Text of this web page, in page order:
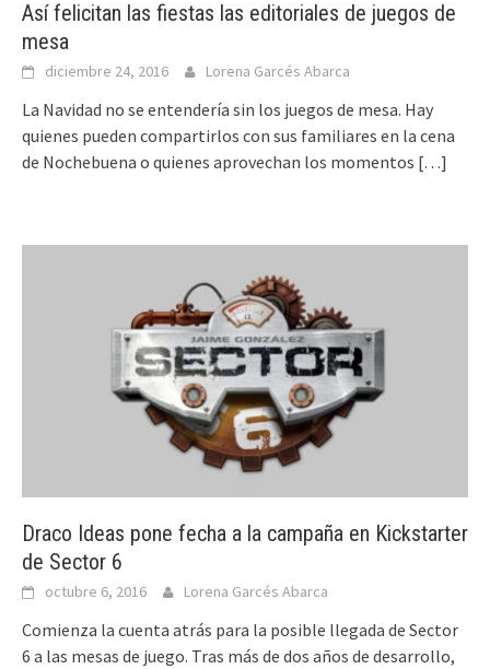
Así felicitan las fiestas las editoriales de juegos de
mesa
diciembre 24, 2016 Lorena Garcés Abarca
La Navidad no se entendería sin los juegos de mesa. Hay
quienes pueden compartirlos con sus familiares en la cena
de Nochebuena o quienes aprovechan los momentos […]
Draco Ideas pone fecha a la campaña en Kickstarter
de Sector 6
octubre 6, 2016 Lorena Garcés Abarca
Comienza la cuenta atrás para la posible llegada de Sector
6 a las mesas de juego. Tras más de dos años de desarrollo,